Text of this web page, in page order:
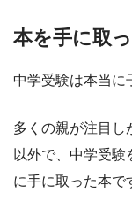
本を手に取
中学受験は本当に
多くの親が注目し
以外で、中学受
に手に取った本で